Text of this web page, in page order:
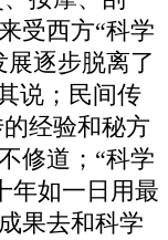
受西方“科学
逐步脱离了
说；民间传
经验和秘方
修道；“科学
年如一日用最
果去和科学